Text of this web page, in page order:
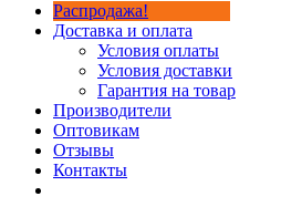
Распродажа!
Доставка и оплата
Условия оплаты
Условия доставки
Гарантия на товар
Производители
Оптовикам
Отзывы
Контакты